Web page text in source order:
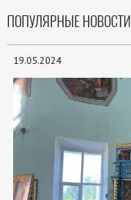
ПОПУЛЯРНЫЕ НОВОСТИ
19.05.2024